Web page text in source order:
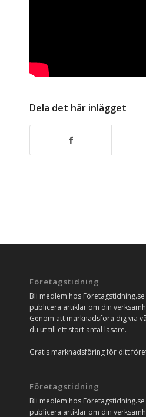
Dela det här inlägget
Företagstidning
Bli medlem hos
publicera artiklar om din
Genom att marknadsföra dig via
du ut till ett stort antal läsare.
Gratis marknadsföring för ditt
Företagstidning
Bli medlem hos
publicera artiklar om din